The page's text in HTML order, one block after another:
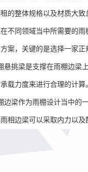
的整体规格以及材质大致
不同领域当中所需要的雨
案，关键的是选择一家正
悬挑梁是支撑在雨棚边梁
载力度来进行合理的计算
边梁作为雨棚设计当中的
雨相边梁可以采取内力以